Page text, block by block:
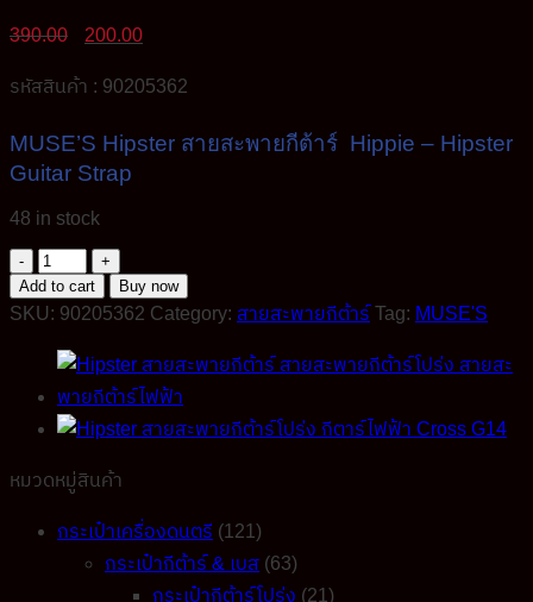
390.00
Original
price
390.00฿.
200.00
200.00฿.
รหัสสินค้า : 90205362
MUSE’S Hipster สายสะพายกีต้าร์ Hippie – Hipster
Guitar Strap
48 in stock
MUSE'S
Hipster
สาย
พา
ยกีต้าร์
โปร่ง
ไฟฟ้า
หัว
Add to cart Buy now
SKU: 90205362 Category: สายสะพายกีต้าร์ Tag: MUSE'S
หมวดหมู่สินค้า
กระเป๋าเครื่องดนตรี (121)
กระเป๋ากีต้าร์ & เบส (63)
กระเป๋ากีต้าร์โปร่ง (21)